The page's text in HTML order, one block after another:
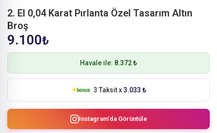
2. El 0,04 Karat Pırlanta Özel Tasarım Altın
Broş
9.100₺
Havale ile: 8.372 ₺
3 Taksit x3.033 ₺
Instagram'da Görüntüle